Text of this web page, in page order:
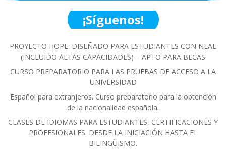
¡Síguenos!
PROYECTO HOPE: DISEÑADO PARA ESTUDIANTES CON NEAE
(INCLUIDO ALTAS CAPACIDADES) – APTO PARA BECAS
CURSO PREPARATORIO PARA LAS PRUEBAS DE ACCESO A LA
UNIVERSIDAD
Español para extranjeros. Curso preparatorio para la obtención
de la nacionalidad española.
CLASES DE IDIOMAS PARA ESTUDIANTES, CERTIFICACIONES Y
PROFESIONALES. DESDE LA INICIACIÓN HASTA EL
BILINGÜISMO.